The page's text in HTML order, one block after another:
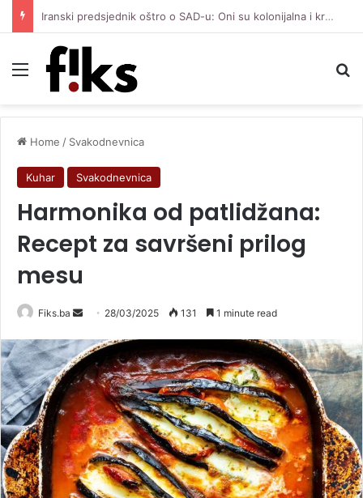
Iranski predsjednik oštro o SAD-u: Oni su kolonijalna i kriminalna država, natjerali smo ih na diplomatiju
Menu
Home / Svakodnevnica
Kuhar Svakodnevnica
Harmonika od patlidžana:
Recept za savršeni prilog
mesu
Fiks.ba
Send
email
28/03/2025 131 1 minute read